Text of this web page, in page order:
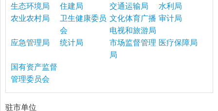
生态环境局 住建局 交通运输局
水利局
农业农村局
卫生健康委员
会
文化体育广播
电视和旅游局
审计局
应急管理局 统计局
市场监督管理
局
医疗保障局
国有资产监督
管理委员会
驻市单位